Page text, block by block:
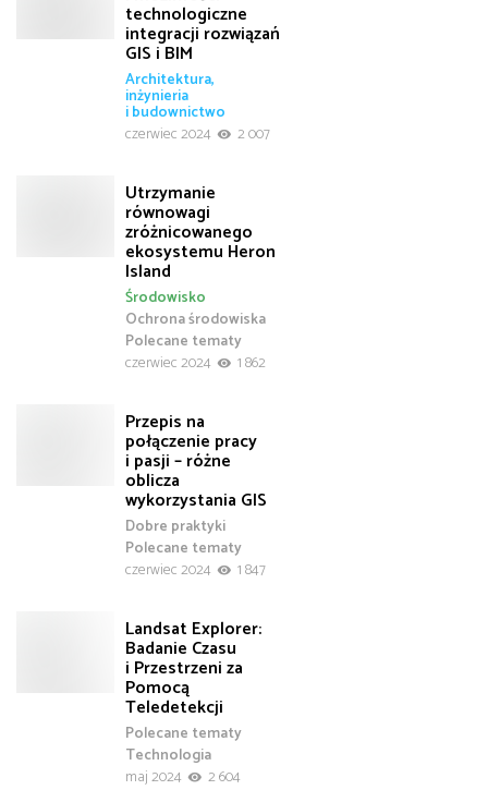
technologiczne
integracji rozwiązań
GIS i BIM
Architektura,
inżynieria
i budownictwo
czerwiec 2024
2 007
Utrzymanie
równowagi
zróżnicowanego
ekosystemu Heron
Island
Ochrona środowiska
Polecane tematy
Środowisko
czerwiec 2024 1 862
Przepis na
połączenie pracy
i pasji – różne
oblicza
wykorzystania GIS
Dobre praktyki
Polecane tematy
czerwiec 2024
1 847
Landsat Explorer:
Badanie Czasu
i Przestrzeni za
Pomocą
Teledetekcji
Polecane tematy
Technologia
maj 2024
2 604